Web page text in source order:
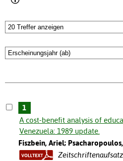
1
A cost-benefit analysis of
Venezuela: 1989 update.
Fiszbein, Ariel;
Zeitschriftenaufsatz